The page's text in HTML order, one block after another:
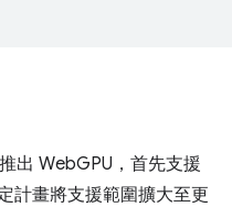
出 WebGPU，首先支援
計畫將支援範圍擴大至更